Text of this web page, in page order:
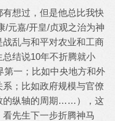
想过，但是他总比我快
/元嘉/开皇/贞观之治为神
乱与和平对农业和工商
结说10年不折腾就小
第一；比如中央地方和外
；比如政府规模与官僚
的纵轴的周期……），这
先生下一步折腾神马